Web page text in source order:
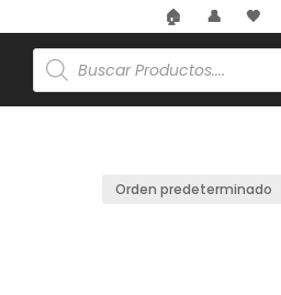
🏠 👤 🖤
Búsqueda
de
productos